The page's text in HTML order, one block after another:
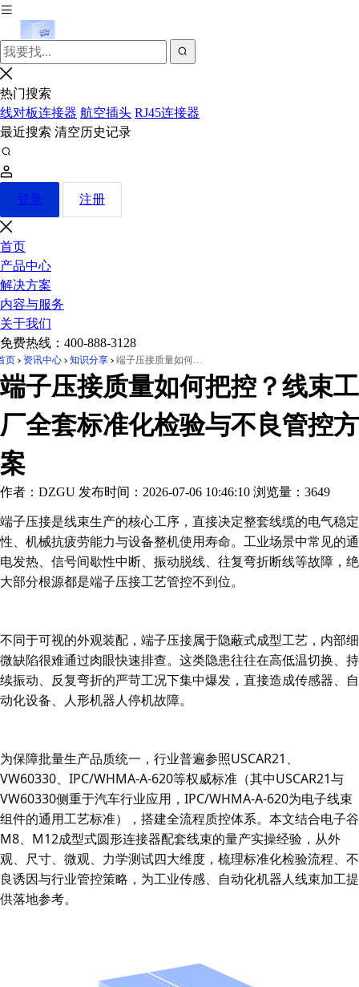
热门搜索
线对板连接器 航空插头 RJ45连接器
最近搜索 清空历史记录
登录 注册
首页
产品中心
解决方案
内容与服务
关于我们
免费热线： 400-888-3128
页 资讯中心 知识分享 端子压接质量如何把控？线束工厂全套标准化检验与不良管控方案
端子压接质量如何把控？线束工
厂全套标准化检验与不良管控方
案
作者：DZGU 发布时间：2026-07-06 10:46:10 浏览量：3649
端子压接是线束生产的核心工序，直接决定整套线缆的电气稳定
性、机械抗疲劳能力与设备整机使用寿命。工业场景中常见的通
电发热、信号间歇性中断、振动脱线、往复弯折断线等故障，绝
大部分根源都是端子压接工艺管控不到位。
不同于可视的外观装配，端子压接属于隐蔽式成型工艺，内部细
微缺陷很难通过肉眼快速排查。这类隐患往往在高低温切换、持
续振动、反复弯折的严苛工况下集中爆发，直接造成传感器、自
动化设备、人形机器人停机故障。
为保障批量生产品质统一，行业普遍参照USCAR21、
VW60330、IPC/WHMA-A-620等权威标准（其中USCAR21与
VW60330侧重于汽车行业应用，IPC/WHMA-A-620为电子线束
组件的通用工艺标准），搭建全流程质控体系。本文结合电子谷
M8、M12成型式圆形连接器配套线束的量产实操经验，从外
观、尺寸、微观、力学测试四大维度，梳理标准化检验流程、不
良诱因与行业管控策略，为工业传感、自动化机器人线束加工提
供落地参考。